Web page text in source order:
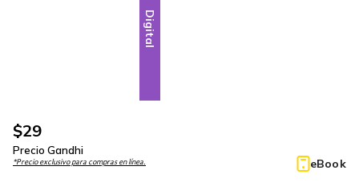
Digital
$29
Precio Gandhi
*Precio exclusivo para compras en línea. eBook